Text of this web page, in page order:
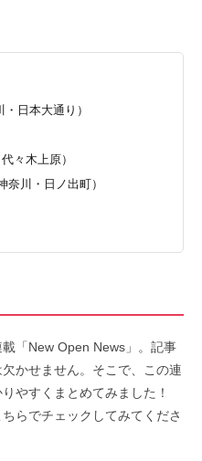
日本大通り）
々木上原）
川・日ノ出町）
「New Open News」。記事
かせません。そこで、この連
やすくまとめてみました！
らでチェックしてみてくださ